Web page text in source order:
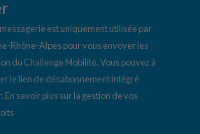
est uniquement utilisée par
Rhône-Alpes pour vous envoyer les
du Challenge Mobilité. Vous pouvez à
le lien de désabonnement intégré
En savoir plus sur la gestion de vos